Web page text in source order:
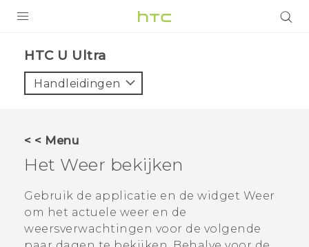
VIVE
HTC Club
SUPPORT
HTC-apparaten & -accessoires
HTC U Ultra‎
Handleidingen
< < Menu
Het Weer bekijken
Gebruik de applicatie en de widget Weer
om het actuele weer en de
weersverwachtingen voor de volgende